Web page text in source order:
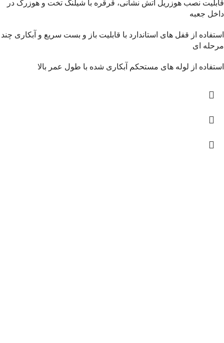
قابلیت نصب هوزریل آتش نشانی، قرقره با شیلنگ تخت و هوزرک در
داخل جعبه
استفاده از قفل های استاندارد با قابلیت باز و بست سریع و آبکاری چند
مرحله ای
استفاده از لوله های مستحکم آبکاری شده با طول عمر بالا